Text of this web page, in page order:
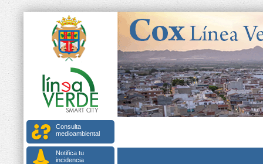
Consulta
medioambiental
Notifica tu
incidencia